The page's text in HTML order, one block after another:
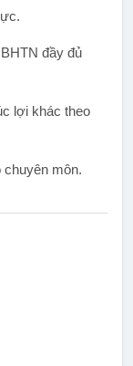
đầy đủ
lợi khác theo
môn.